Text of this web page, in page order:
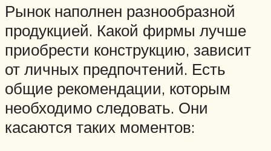
Рынок наполнен разнообразной
продукцией. Какой фирмы лучше
приобрести конструкцию, зависит
от личных предпочтений. Есть
общие рекомендации, которым
необходимо следовать. Они
касаются таких моментов: